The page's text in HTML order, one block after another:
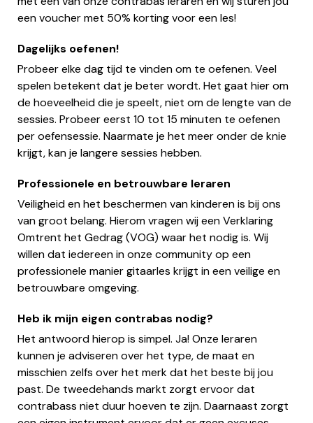
een voucher met 50% korting voor een les!
Dagelijks oefenen!
Probeer elke dag tijd te vinden om te oefenen. Veel
spelen betekent dat je beter wordt. Het gaat hier om
de hoeveelheid die je speelt, niet om de lengte van de
sessies. Probeer eerst 10 tot 15 minuten te oefenen
per oefensessie. Naarmate je het meer onder de knie
krijgt, kan je langere sessies hebben.
Professionele en betrouwbare leraren
Veiligheid en het beschermen van kinderen is bij ons
van groot belang. Hierom vragen wij een Verklaring
Omtrent het Gedrag (VOG) waar het nodig is. Wij
willen dat iedereen in onze community op een
professionele manier gitaarles krijgt in een veilige en
betrouwbare omgeving.
Heb ik mijn eigen contrabas nodig?
Het antwoord hierop is simpel. Ja! Onze leraren
kunnen je adviseren over het type, de maat en
misschien zelfs over het merk dat het beste bij jou
past. De tweedehands markt zorgt ervoor dat
contrabass niet duur hoeven te zijn. Daarnaast zorgt